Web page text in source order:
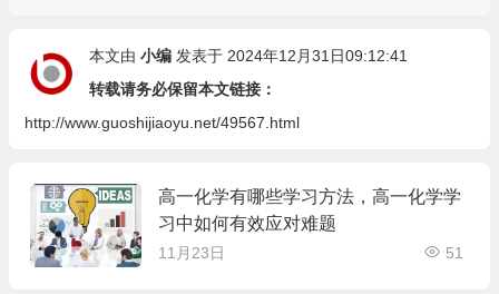
本文由 小编发表于 2024年12月31日09:12:41
转载请务必保留本文链接：
http://www.guoshijiaoyu.net/49567.html
高一化学有哪些学习方法，高一化学学
习中如何有效应对难题
11月23日 51